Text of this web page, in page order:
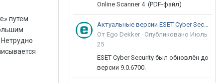
путем
Online Scanner 4 (PDF-файл)
Актуальные версии ESET Cyber Security 9
От Ego Dekker · Опубликовано Июль
25
ESET Cyber Security был обновлён до
версии 9.0.6700.